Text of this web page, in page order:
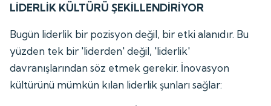
LİDERLİK KÜLTÜRÜ ŞEKİLLENDİRİYOR
Bugün liderlik bir pozisyon değil, bir etki alanıdır. Bu
yüzden tek bir 'liderden' değil, 'liderlik'
davranışlarından söz etmek gerekir. İnovasyon
kültürünü mümkün kılan liderlik şunları sağlar: